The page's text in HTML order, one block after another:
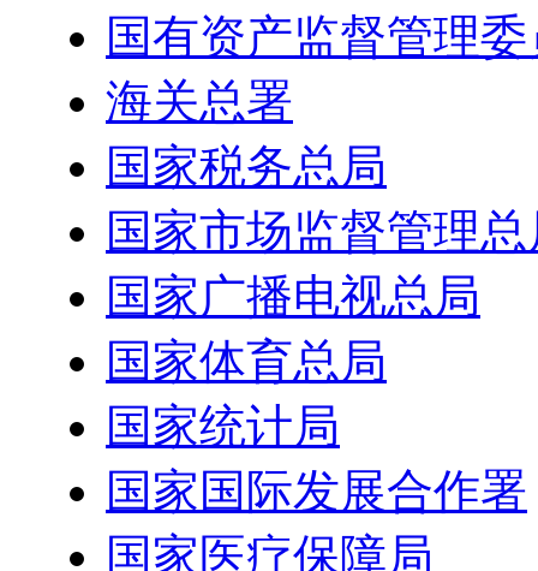
国有资产监督管理
海关总署
国家税务总局
国家市场监督管理
国家广播电视总局
国家体育总局
国家统计局
国家国际发展合作署
国家医疗保障局